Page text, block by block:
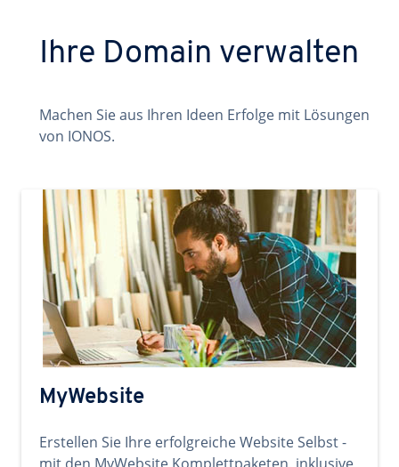
Ihre Domain verwalten
Machen Sie aus Ihren Ideen Erfolge mit Lösungen
von IONOS.
MyWebsite
Erstellen Sie Ihre erfolgreiche Website Selbst -